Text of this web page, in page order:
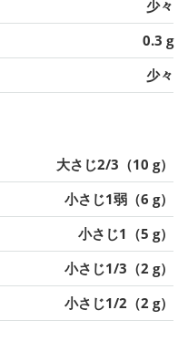
少々
0.3 g
少々
大さじ2/3（10 g）
小さじ1弱（6 g）
小さじ1（5 g）
小さじ1/3（2 g）
小さじ1/2（2 g）